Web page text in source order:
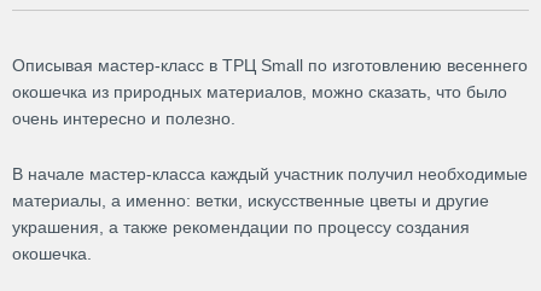
Описывая мастер-класс в ТРЦ Small по изготовлению весеннего
окошечка из природных материалов, можно сказать, что было
очень интересно и полезно.
В начале мастер-класса каждый участник получил необходимые
материалы, а именно: ветки, искусственные цветы и другие
украшения, а также рекомендации по процессу создания
окошечка.